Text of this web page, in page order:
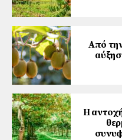
Από
Η αντοχή